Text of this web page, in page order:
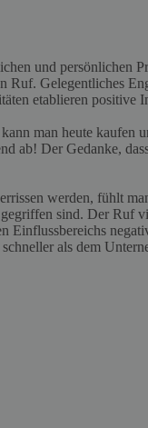
und persönlichen
Ruf. Gelegentliches
etablieren positive
man heute kaufen
ab! Der Gedanke,
werden, fühlt
sind. Der Ruf
Einflussbereichs
als dem